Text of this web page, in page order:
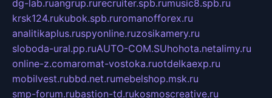
dg-lab.ruangrup.rurecruiter.spb.rumusic8.spb.ru
krsk124.rukubok.spb.ruromanofforex.ru
analitikaplus.ruspyonline.ruzosikamery.ru
sloboda-ural.pp.ruAUTO-COM.SUhohota.netalimy.ru
online-z.comaromat-vostoka.ruotdelkaexp.ru
mobilvest.rubbd.net.rumebelshop.msk.ru
smp-forum.rubastion-td.rukosmoscreative.ru